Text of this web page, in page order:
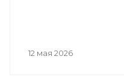
12 мая 2026